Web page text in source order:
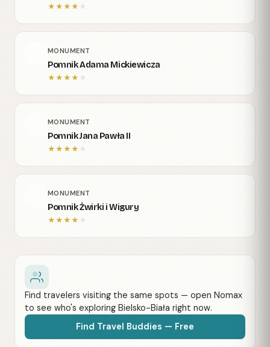
★★★★ ★
MONUMENT
Pomnik Adama Mickiewicza
★★★★ ★
MONUMENT
Pomnik Jana Pawła II
★★★★ ★
MONUMENT
Pomnik Żwirki i Wigury
★★★★ ★
Find travelers visiting the same spots — open Nomax
to see who's exploring Bielsko-Biała right now.
Find Travel Buddies — Free